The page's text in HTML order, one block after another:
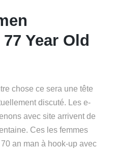
Year Old
chose ce sera une tête
discuté. Les e-
avec site arrivent de
Ces les femmes
an man à hook-up avec